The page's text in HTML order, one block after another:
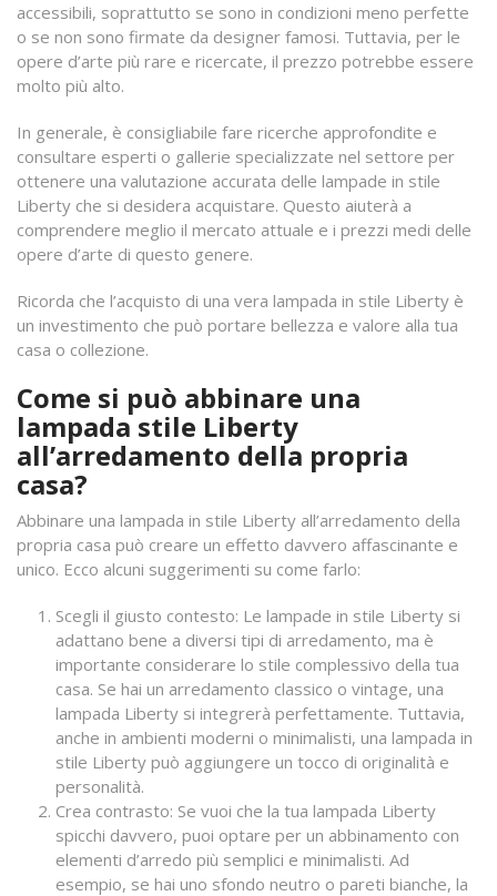
accessibili, soprattutto se sono in condizioni meno perfette
o se non sono firmate da designer famosi. Tuttavia, per le
opere d’arte più rare e ricercate, il prezzo potrebbe essere
molto più alto.
In generale, è consigliabile fare ricerche approfondite e
consultare esperti o gallerie specializzate nel settore per
ottenere una valutazione accurata delle lampade in stile
Liberty che si desidera acquistare. Questo aiuterà a
comprendere meglio il mercato attuale e i prezzi medi delle
opere d’arte di questo genere.
Ricorda che l’acquisto di una vera lampada in stile Liberty è
un investimento che può portare bellezza e valore alla tua
casa o collezione.
Come si può abbinare una
lampada stile Liberty
all’arredamento della propria
casa?
Abbinare una lampada in stile Liberty all’arredamento della
propria casa può creare un effetto davvero affascinante e
unico. Ecco alcuni suggerimenti su come farlo:
Scegli il giusto contesto: Le lampade in stile Liberty si
adattano bene a diversi tipi di arredamento, ma è
importante considerare lo stile complessivo della tua
casa. Se hai un arredamento classico o vintage, una
lampada Liberty si integrerà perfettamente. Tuttavia,
anche in ambienti moderni o minimalisti, una lampada in
stile Liberty può aggiungere un tocco di originalità e
personalità.
Crea contrasto: Se vuoi che la tua lampada Liberty
spicchi davvero, puoi optare per un abbinamento con
elementi d’arredo più semplici e minimalisti. Ad
esempio, se hai uno sfondo neutro o pareti bianche, la